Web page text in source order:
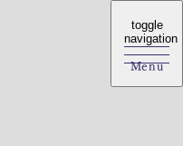
toggle
navigation
Menu
toggle
navigation
Menu